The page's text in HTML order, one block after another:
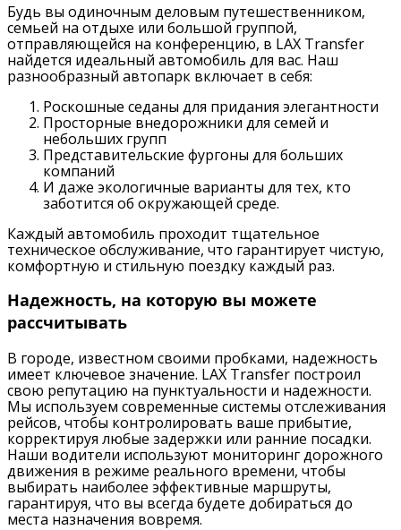
Будь вы одиночным деловым путешественником,
семьей на отдыхе или большой группой,
отправляющейся на конференцию, в LAX Transfer
найдется идеальный автомобиль для вас. Наш
разнообразный автопарк включает в себя:
Роскошные седаны для придания элегантности
Просторные внедорожники для семей и
небольших групп
Представительские фургоны для больших
компаний
И даже экологичные варианты для тех, кто
заботится об окружающей среде.
Каждый автомобиль проходит тщательное
техническое обслуживание, что гарантирует чистую,
комфортную и стильную поездку каждый раз.
Надежность, на которую вы можете
рассчитывать
В городе, известном своими пробками, надежность
имеет ключевое значение. LAX Transfer построил
свою репутацию на пунктуальности и надежности.
Мы используем современные системы отслеживания
рейсов, чтобы контролировать ваше прибытие,
корректируя любые задержки или ранние посадки.
Наши водители используют мониторинг дорожного
движения в режиме реального времени, чтобы
выбирать наиболее эффективные маршруты,
гарантируя, что вы всегда будете добираться до
места назначения вовремя.